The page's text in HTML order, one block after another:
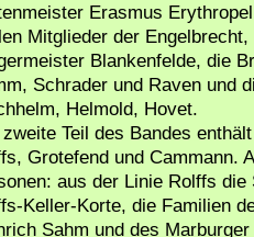
Erasmus
Mitglieder der
Blankenfelde, die
Schrader und Raven und
Helmold, Hovet.
Teil des Bandes
Grotefend und Cammann.
aus der Linie Rolffs
Keller-Korte, die Familien
Sahm und des